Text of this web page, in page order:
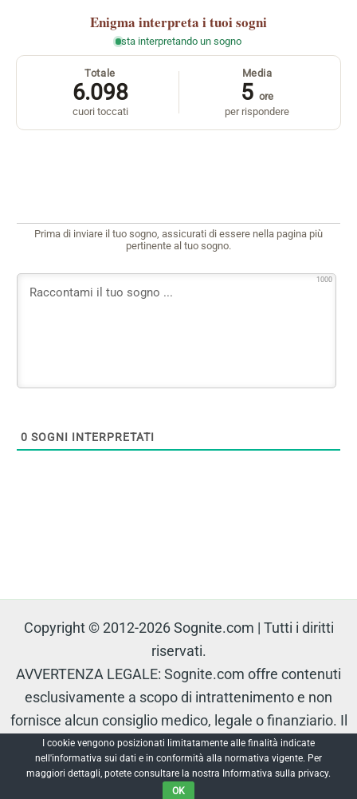
Enigma interpreta i tuoi sogni
sta interpretando un sogno
Totale
6.098
cuori toccati
Media
5 ore
per rispondere
Prima di inviare il tuo sogno, assicurati di essere nella pagina più
pertinente al tuo sogno.
1000
0 SOGNI INTERPRETATI
Copyright © 2012-2026 Sognite.com | Tutti i diritti
riservati.
AVVERTENZA LEGALE: Sognite.com offre contenuti
esclusivamente a scopo di intrattenimento e non
fornisce alcun consiglio medico, legale o finanziario. Il
contenuto è protetto e non può essere riprodotto senza
autorizzazione.
I cookie vengono posizionati limitatamente alle finalità indicate
nell'informativa sui dati e in conformità alla normativa vigente. Per
maggiori dettagli, potete consultare la nostra Informativa sulla privacy.
OK